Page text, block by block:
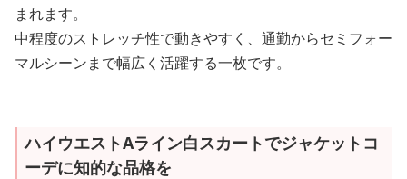
まれます。
中程度のストレッチ性で動きやすく、通勤からセミフォー
マルシーンまで幅広く活躍する一枚です。
ハイウエストAライン白スカートでジャケットコ
ーデに知的な品格を